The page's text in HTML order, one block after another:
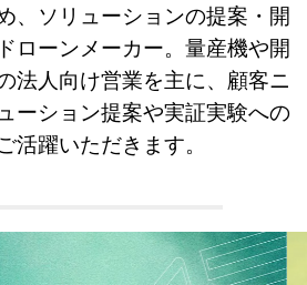
、ソリューションの提案・開
ローンメーカー。量産機や開
法人向け営業を主に、顧客ニ
ーション提案や実証実験への
活躍いただきます。